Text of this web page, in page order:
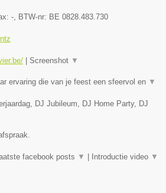
- , BTW-nr: BE 0828.483.730
Screenshot ▼
ervaring die van je feest een sfeervol en ▼
DJ Jubileum, DJ Home Party, DJ
facebook posts ▼ Introductie video ▼